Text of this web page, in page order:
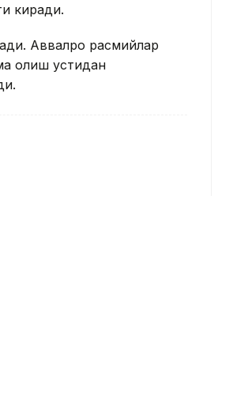
киради.
Аввалроқ расмийлар
олиш устидан